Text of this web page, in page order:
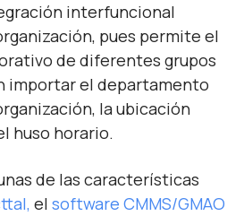
interfuncional
pues permite el
de diferentes grupos
importar el departamento
la ubicación
huso horario.
de las características
, el software CMMS/GMAO